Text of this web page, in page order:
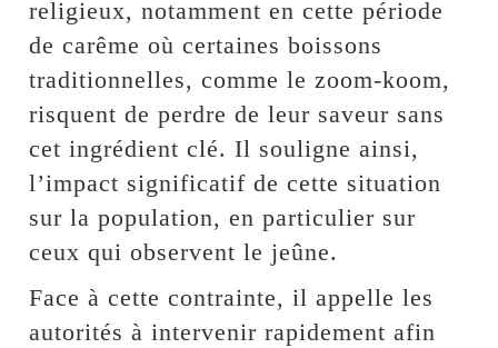
religieux, notamment en cette période
de carême où certaines boissons
traditionnelles, comme le zoom-koom,
risquent de perdre de leur saveur sans
cet ingrédient clé. Il souligne ainsi,
l’impact significatif de cette situation
sur la population, en particulier sur
ceux qui observent le jeûne.
Face à cette contrainte, il appelle les
autorités à intervenir rapidement afin